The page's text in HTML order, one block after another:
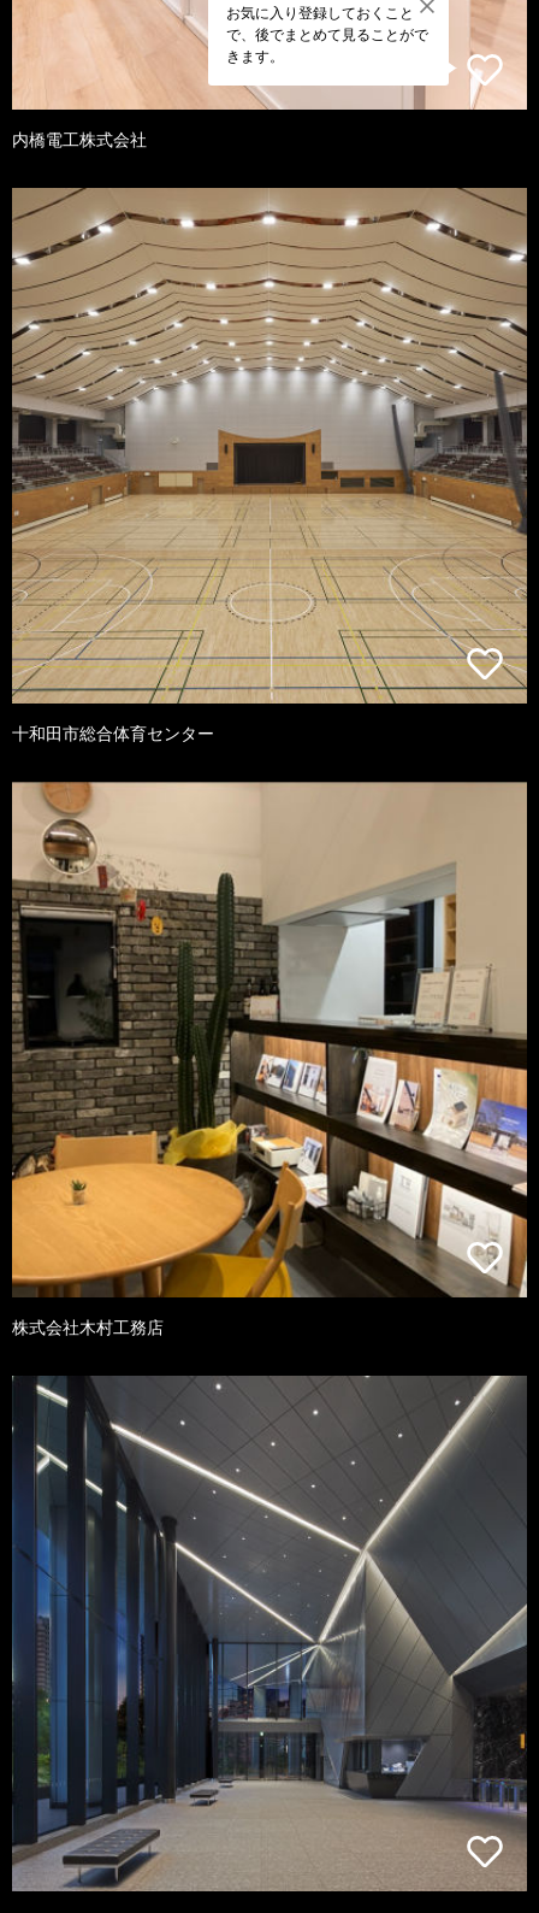
お気に入り登録しておくこと
で、後でまとめて見ることがで
きます。
内橋電工株式会社
十和田市総合体育センター
株式会社木村工務店